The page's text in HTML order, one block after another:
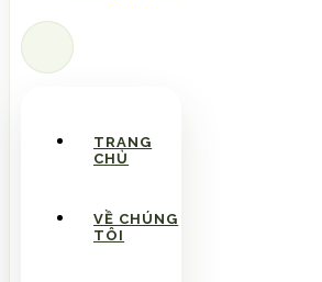
TRANG
CHỦ
VỀ CHÚNG
TÔI